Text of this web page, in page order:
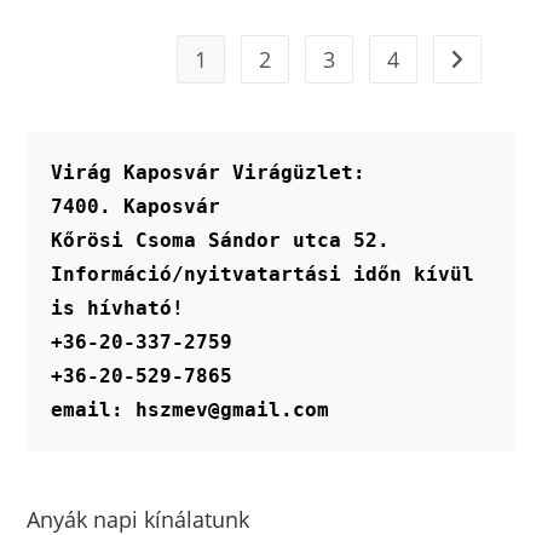
1 2 3 4
Virág Kaposvár Virágüzlet:
7400. Kaposvár
Kőrösi Csoma Sándor utca 52.
Információ/nyitvatartási időn kívül
is hívható!
+36-20-337-2759
+36-20-529-7865
email: hszmev@gmail.com
Anyák napi kínálatunk